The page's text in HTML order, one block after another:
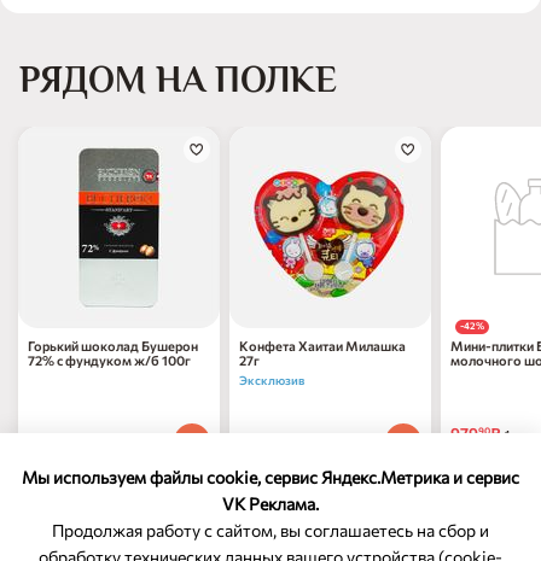
Мы используем файлы cookie, сервис Яндекс.Метрика и сервис
VK Реклама.
Продолжая работу с сайтом, вы соглашаетесь на сбор и
обработку технических данных вашего устройства (cookie-
РЯДОМ НА ПОЛКЕ
Горький шоколад Бушерон
72% с фундуком ж/б 100г
Конфета Хаитаи Милашка
27г
Эксклюзив
-42%
Мини-плитки
молочного
97990₽ 1 шт